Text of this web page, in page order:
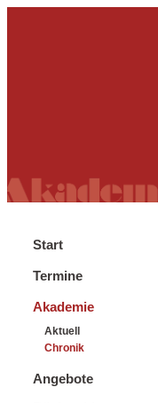
Start
Termine
Akademie
Aktuell
Chronik
Angebote